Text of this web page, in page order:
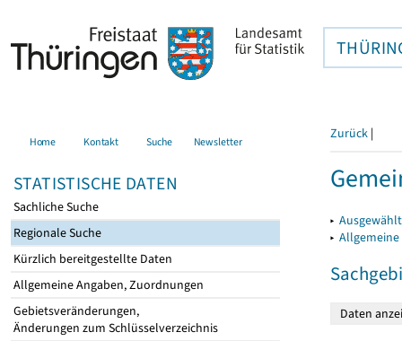
Home Kontakt Suche Newsletter
STATISTISCHE DATEN
Sachliche Suche
Regionale Suche
Kürzlich bereitgestellte Daten
Allgemeine Angaben, Zuordnungen
Gebietsveränderungen,
Änderungen zum Schlüsselverzeichnis
Zurück |
▸
▸